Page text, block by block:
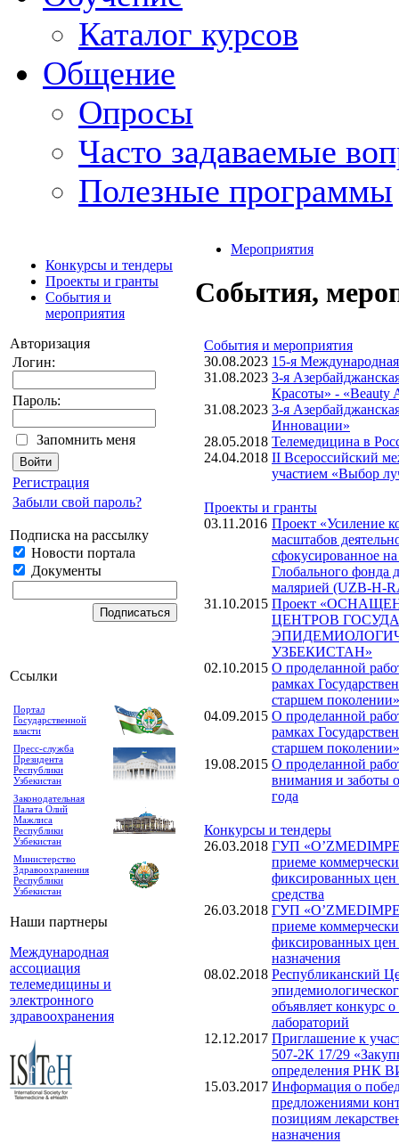
Каталог курсов
Общение
Опросы
Часто задаваемые
Полезные программы
Конкурсы и тендеры
Проекты и гранты
События и
мероприятия
Авторизация
Логин:
Пароль:
Запомнить меня
Регистрация
Забыли свой пароль?
Подписка на рассылку
Новости портала
Документы
Ссылки
Портал
Государственной
власти
Пресс-служба
Президента
Республики
Узбекистан
Законодательная
Палата Олий
Мажлиса
Республики
Узбекистан
Министерство
Здравоохранения
Республики
Узбекистан
Наши партнеры
Международная
ассоциация
телемедицины и
электронного
здравоохранения
Мероприятия
События,
События и мероприятия
30.08.2023 15-я
31.08.2023 3-я
Красоты» - «Beauty
31.08.2023 3-я
Инновации»
28.05.2018 Телемедицина в
24.04.2018 II Всероссийский
участием «Выбор
Проекты и гранты
03.11.2016 Проект «Усиление
масштабов
сфокусированное
Глобального фонда
малярией (UZB-H-
31.10.2015 Проект
ЦЕНТРОВ
УЗБЕКИСТАН»
02.10.2015 О проделанной
рамках
старшем
04.09.2015 О проделанной
рамках
старшем
19.08.2015 О проделанной
внимания и заботы
года
Конкурсы и тендеры
26.03.2018 ГУП
приеме
фиксированных цен
средства
26.03.2018 ГУП
приеме
фиксированных цен
назначения
08.02.2018 Республиканский
объявляет конкурс
лабораторий
12.12.2017 Приглашение к
507-2К 17/29
определения РНК
15.03.2017 Информация о
предложениями
позициям
назначения